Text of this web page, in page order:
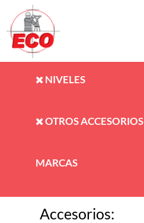
NIVELES
OTROS ACCESORIOS
MARCAS
Accesorios: